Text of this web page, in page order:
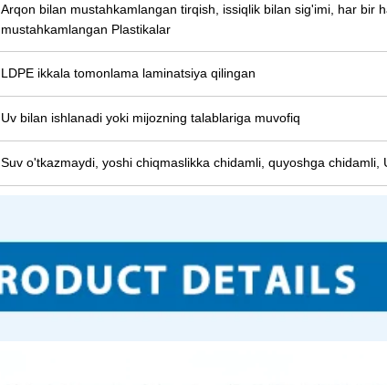
Arqon bilan mustahkamlangan tirqish, issiqlik bilan sig'imi, har bir
mustahkamlangan Plastikalar
LDPE ikkala tomonlama laminatsiya qilingan
Uv bilan ishlanadi yoki mijozning talablariga muvofiq
Suv o'tkazmaydi, yoshi chiqmaslikka chidamli, quyoshga